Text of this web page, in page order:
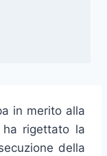
in merito alla
rigettato la
della